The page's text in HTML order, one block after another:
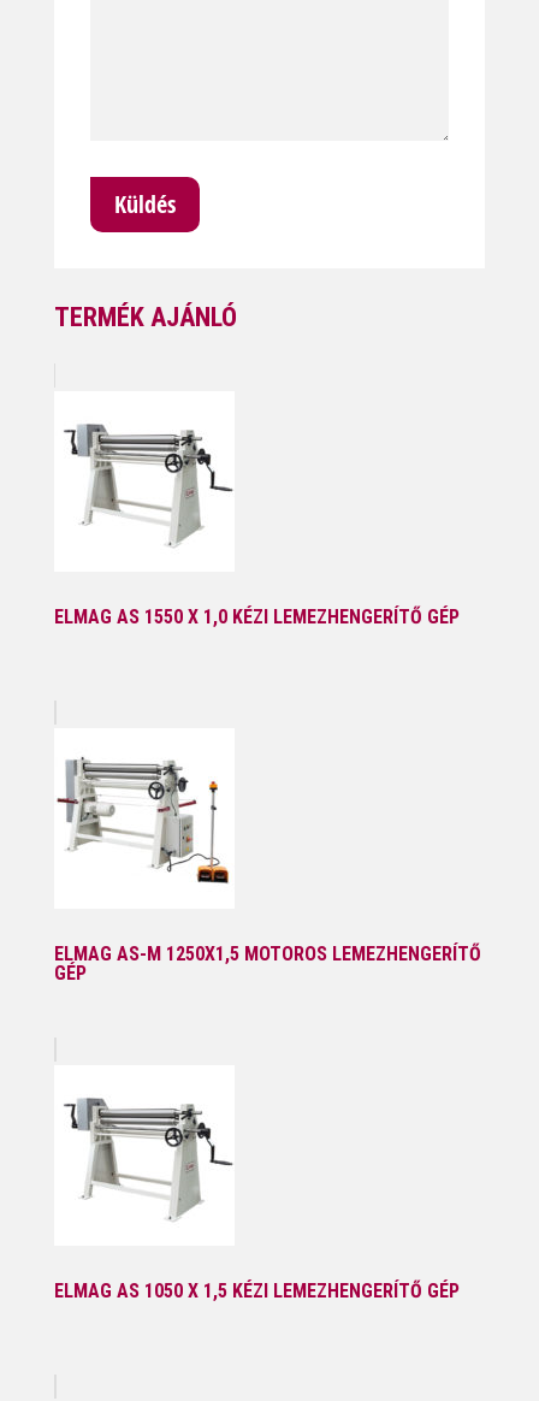
TERMÉK AJÁNLÓ
ELMAG AS 1550 X 1,0 KÉZI LEMEZHENGERÍTŐ GÉP
ELMAG AS-M 1250X1,5 MOTOROS LEMEZHENGERÍTŐ
GÉP
ELMAG AS 1050 X 1,5 KÉZI LEMEZHENGERÍTŐ GÉP